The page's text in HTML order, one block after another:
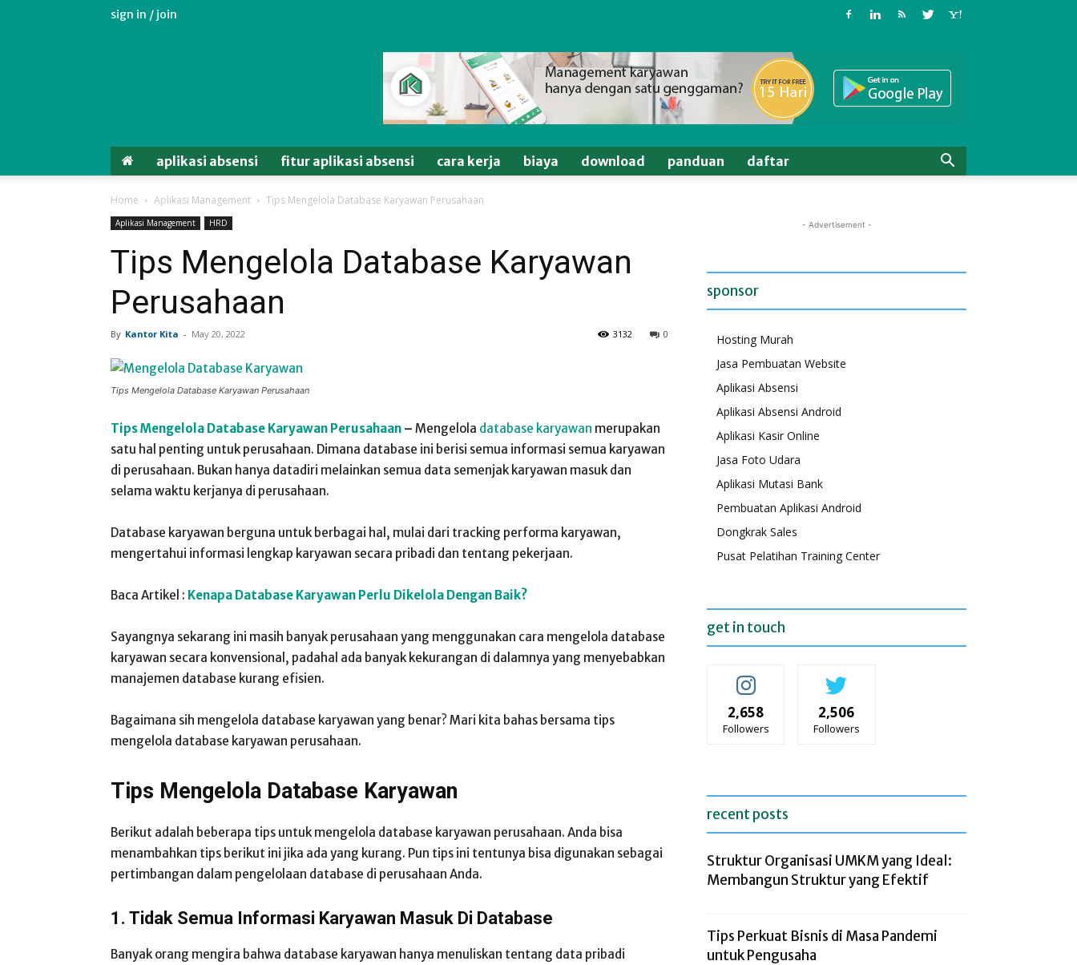
sign in / join
aplikasi absensi fitur aplikasi absensi cara kerja biaya download panduan daftar
Home Aplikasi Management Tips Mengelola Database Karyawan Perusahaan
Aplikasi Management HRD
Tips Mengelola Database Karyawan
Perusahaan
By Kantor Kita - May 20, 2022 0
3132
Tips Mengelola Database Karyawan Perusahaan
Tips Mengelola Database Karyawan Perusahaan – Mengelola database karyawan merupakan
satu hal penting untuk perusahaan. Dimana database ini berisi semua informasi semua karyawan
di perusahaan. Bukan hanya datadiri melainkan semua data semenjak karyawan masuk dan
selama waktu kerjanya di perusahaan.
Database karyawan berguna untuk berbagai hal, mulai dari tracking performa karyawan,
mengertahui informasi lengkap karyawan secara pribadi dan tentang pekerjaan.
Baca Artikel : Kenapa Database Karyawan Perlu Dikelola Dengan Baik?
Sayangnya sekarang ini masih banyak perusahaan yang menggunakan cara mengelola database
karyawan secara konvensional, padahal ada banyak kekurangan di dalamnya yang menyebabkan
manajemen database kurang efisien.
Bagaimana sih mengelola database karyawan yang benar? Mari kita bahas bersama tips
mengelola database karyawan perusahaan.
Tips Mengelola Database Karyawan
Berikut adalah beberapa tips untuk mengelola database karyawan perusahaan. Anda bisa
menambahkan tips berikut ini jika ada yang kurang. Pun tips ini tentunya bisa digunakan sebagai
pertimbangan dalam pengelolaan database di perusahaan Anda.
1. Tidak Semua Informasi Karyawan Masuk Di Database
Banyak orang mengira bahwa database karyawan hanya menuliskan tentang data pribadi
- Advertisement -
sponsor
Hosting Murah
Jasa Pembuatan Website
Aplikasi Absensi
Aplikasi Absensi Android
Aplikasi Kasir Online
Jasa Foto Udara
Aplikasi Mutasi Bank
Pembuatan Aplikasi Android
Dongkrak Sales
Pusat Pelatihan Training Center
get in touch
2,658
Followers
2,506
Followers
recent posts
Struktur Organisasi UMKM yang Ideal:
Membangun Struktur yang Efektif
Tips Perkuat Bisnis di Masa Pandemi
untuk Pengusaha